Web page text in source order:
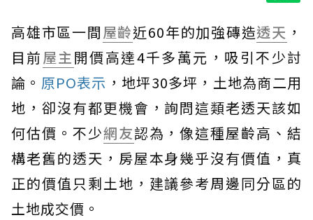
高雄市區一間屋齡近60年的加強磚造透天 ，
目前屋主開價高達4千多萬元，吸引不少討
論。 原PO表示 ，地坪30多坪，土地為商二用
地，卻沒有都更機會，詢問這類老透天該如
何估價。不少網友認為，像這種屋齡高、結
構老舊的透天，房屋本身幾乎沒有價值，真
正的價值只剩土地，建議參考周邊同分區的
土地成交價。